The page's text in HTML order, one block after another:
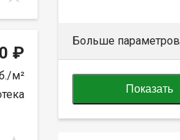
₽
м²
Больше параметров
Показать